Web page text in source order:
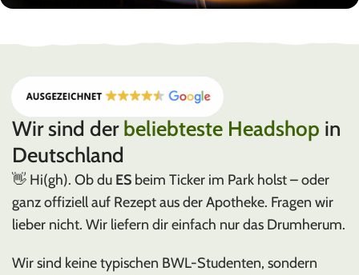
EHLE
Wir sind derbeliebteste Headshop in
Deutschland
👋 Hi(gh). Ob du ES beim Ticker im Park holst – oder
ganz offiziell auf Rezept aus der Apotheke. Fragen wir
lieber nicht. Wir liefern dir einfach nur das Drumherum.
Wir sind keine typischen BWL-Studenten, sondern